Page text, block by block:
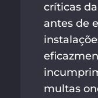
críticas
antes de
multas